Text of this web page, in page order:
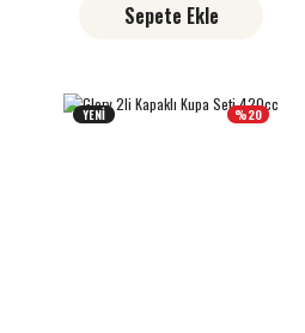
Sepete Ekle
%20
YENİ